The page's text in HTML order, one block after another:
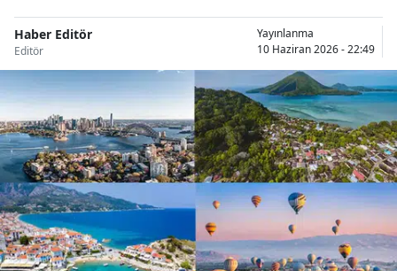
Balıkesir
Bilecik
Bingöl
Bitlis
Bolu
Burdur
Bursa
Haber Editör
Editör
Yayınlanma
10 Haziran 2026 - 22:49